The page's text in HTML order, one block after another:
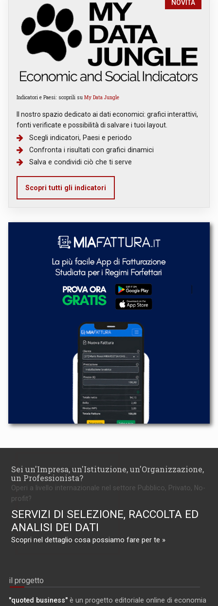
NOVITÀ
Indicatori e Paesi: scoprili su My Data Jungle
Il nostro spazio dedicato ai dati economici: grafici interattivi,
fonti verificate e possibilità di salvare i tuoi layout.
Scegli indicatori, Paesi e periodo
Confronta i risultati con grafici dinamici
Salva e condividi ciò che ti serve
Scopri tutti gli indicatori
Sei un'Impresa, un'Istituzione, un'Organizzazione,
un Professionista?
Operi a livello internazionale nel settore Pubblico, Privato, No-
profit?
SERVIZI DI SELEZIONE, RACCOLTA ED
ANALISI DEI DATI
Scopri nel dettaglio cosa possiamo fare per te »
il progetto
"quoted business" è un progetto editoriale online di economia